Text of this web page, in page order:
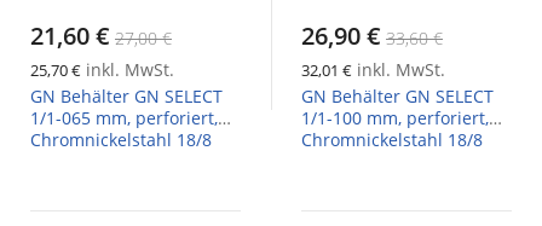
21,60 € 27,00 €
25,70 € inkl. MwSt.
GN Behälter GN SELECT
1/1-065 mm, perforiert,
Chromnickelstahl 18/8
26,90 € 33,60 €
32,01 € inkl. MwSt.
GN Behälter GN SELECT
1/1-100 mm, perforiert,
Chromnickelstahl 18/8